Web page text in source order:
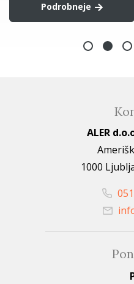
Podrobneje
ALER
1000